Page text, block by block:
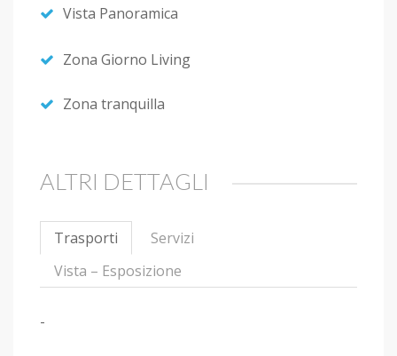
Vista Panoramica
Zona Giorno Living
Zona tranquilla
ALTRI DETTAGLI
Trasporti
Servizi
Vista – Esposizione
-